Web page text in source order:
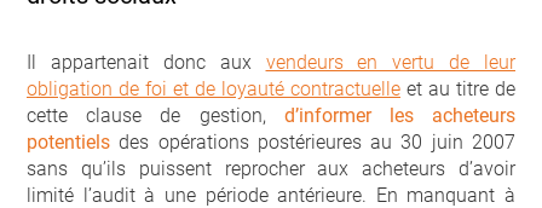
Il appartenait donc aux vendeurs en vertu de leur
obligation de foi et de loyauté contractuelle et au titre de
cette clause de gestion, d’informer les acheteurs
potentiels des opérations postérieures au 30 juin 2007
sans qu’ils puissent reprocher aux acheteurs d’avoir
limité l’audit à une période antérieure. En manquant à